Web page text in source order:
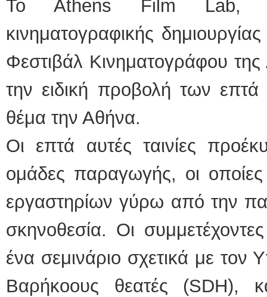
To Athens Film Lab,
κινηματογραφικής
Φεστιβάλ Κινηματογράφου
την ειδική προβολή των επτά
θέμα την Αθήνα.
Οι επτά αυτές ταινίες
ομάδες παραγωγής, οι
εργαστηρίων γύρω από την
σκηνοθεσία. Οι
ένα σεμινάριο σχετικά με τον
Βαρήκοους θεατές (SDH),